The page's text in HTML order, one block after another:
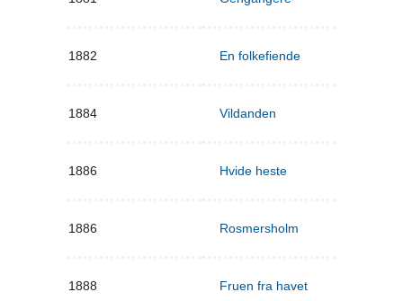
1882 En folkefiende
1884 Vildanden
1886 Hvide heste
1886 Rosmersholm
1888 Fruen fra havet